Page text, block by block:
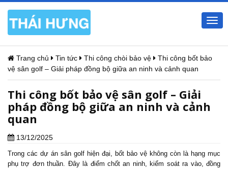
Trang chủ Tin tức Thi công chòi bảo vệ
Thi công bốt bảo
vệ sân golf – Giải pháp đồng bộ giữa an ninh và cảnh quan
Thi công bốt bảo vệ sân golf – Giải
pháp đồng bộ giữa an ninh và cảnh
quan
13/12/2025
Trong các dự án sân golf hiện đại, bốt bảo vệ không còn là hạng mục
phụ trợ đơn thuần. Đây là điểm chốt an ninh, kiểm soát ra vào, đồng